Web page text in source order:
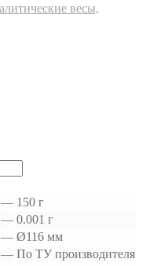
весы,
— 150 г
— 0.001 г
— Ø116 мм
— По ТУ производителя